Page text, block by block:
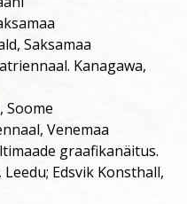
Saksamaa
Kanagawa,
Soome
Venemaa
graafikanäitus.
Edsvik Konsthall,